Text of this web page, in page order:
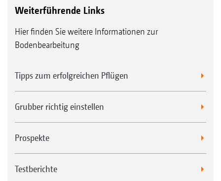
Weiterführende Links
Hier finden Sie weitere Informationen zur
Bodenbearbeitung
Tipps zum erfolgreichen Pflügen
Grubber richtig einstellen
Prospekte
Testberichte